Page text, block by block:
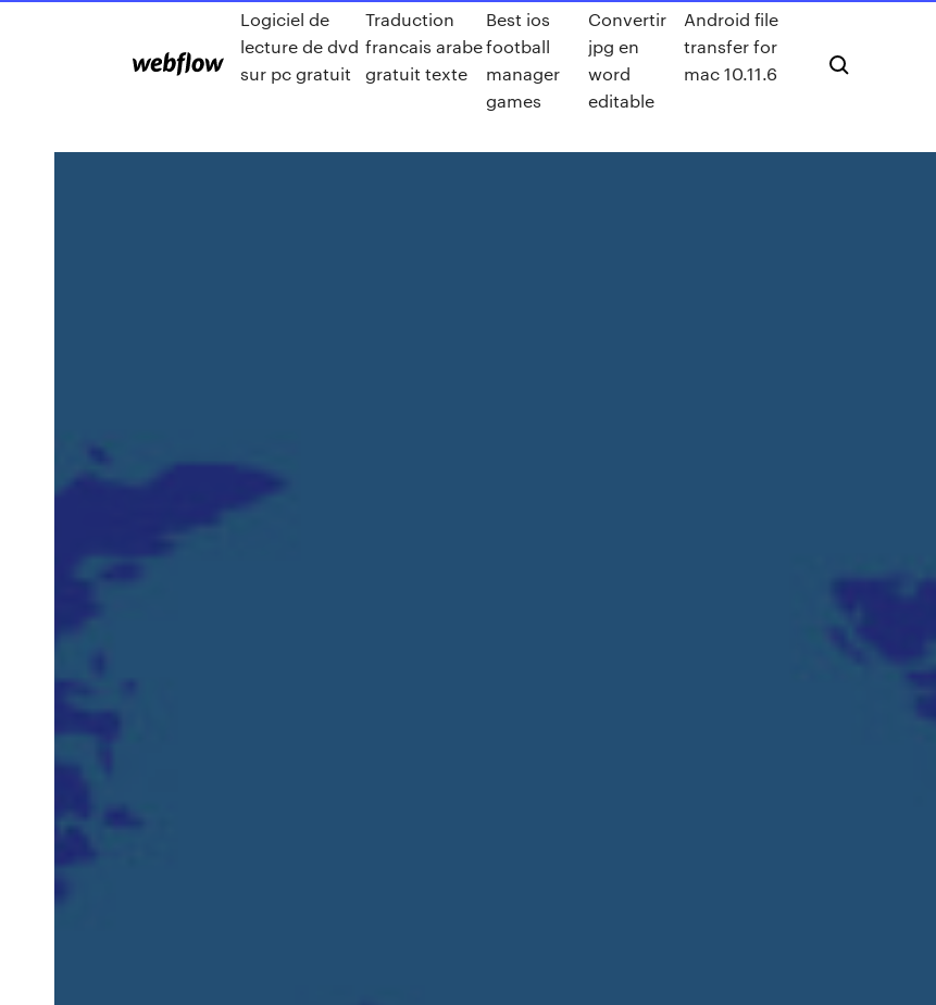
Logiciel de
lecture de dvd
sur pc gratuit
Traduction
francais arabe
gratuit texte
Best ios
football
manager
games
Convertir
jpg en
word
editable
Android file
transfer for
mac 10.11.6